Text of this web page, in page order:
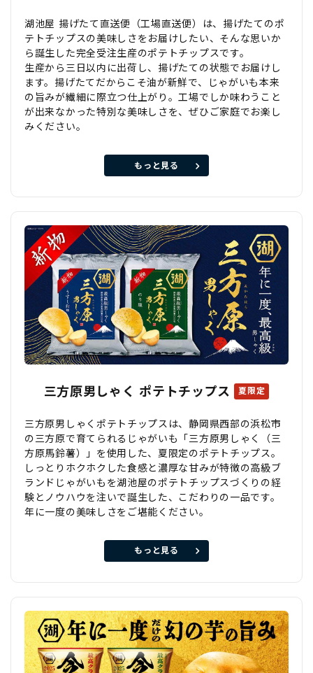
湖池屋 揚げたて直送便（工場直送便）は、揚げたてのポ
テトチップスの美味しさをお届けしたい、そんな思いか
ら誕生した完全受注生産のポテトチップスです。
生産から三日以内に出荷し、揚げたての状態でお届けし
ます。揚げたてだからこそ油が新鮮で、じゃがいも本来
の旨みが繊細に際立つ仕上がり。工場でしか味わうこと
が出来なかった特別な美味しさを、ぜひご家庭でお楽し
みください。
もっと見る
三方原男しゃく ポテトチップス 夏限定
三方原男しゃくポテトチップスは、静岡県西部の浜松市
の三方原で育てられるじゃがいも「三方原男しゃく（三
方原馬鈴薯）」を使用した、夏限定のポテトチップス。
しっとりホクホクした食感と濃厚な甘みが特徴の高級ブ
ランドじゃがいもを湖池屋のポテトチップスづくりの経
験とノウハウを注いで誕生した、こだわりの一品です。
年に一度の美味しさをご堪能ください。
もっと見る